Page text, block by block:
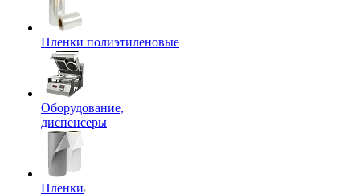
Пленки полиэтиленовые
Оборудование,
диспенсеры
Пленки